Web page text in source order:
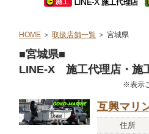
HOME ＞取扱店舗一覧 ＞ 宮城県
■宮城県■
LINE-X 施工代理店・施
※表示
互興マリ
住所